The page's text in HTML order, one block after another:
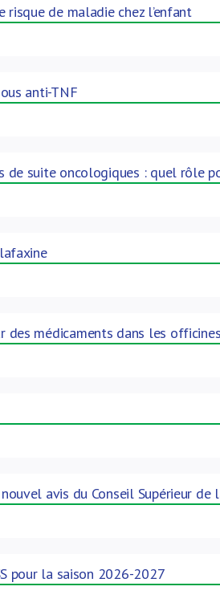
risque de maladie chez l’enfant
anti-TNF
de suite oncologiques : quel rôle
des médicaments dans les
avis du Conseil Supérieur de
pour la saison 2026-2027